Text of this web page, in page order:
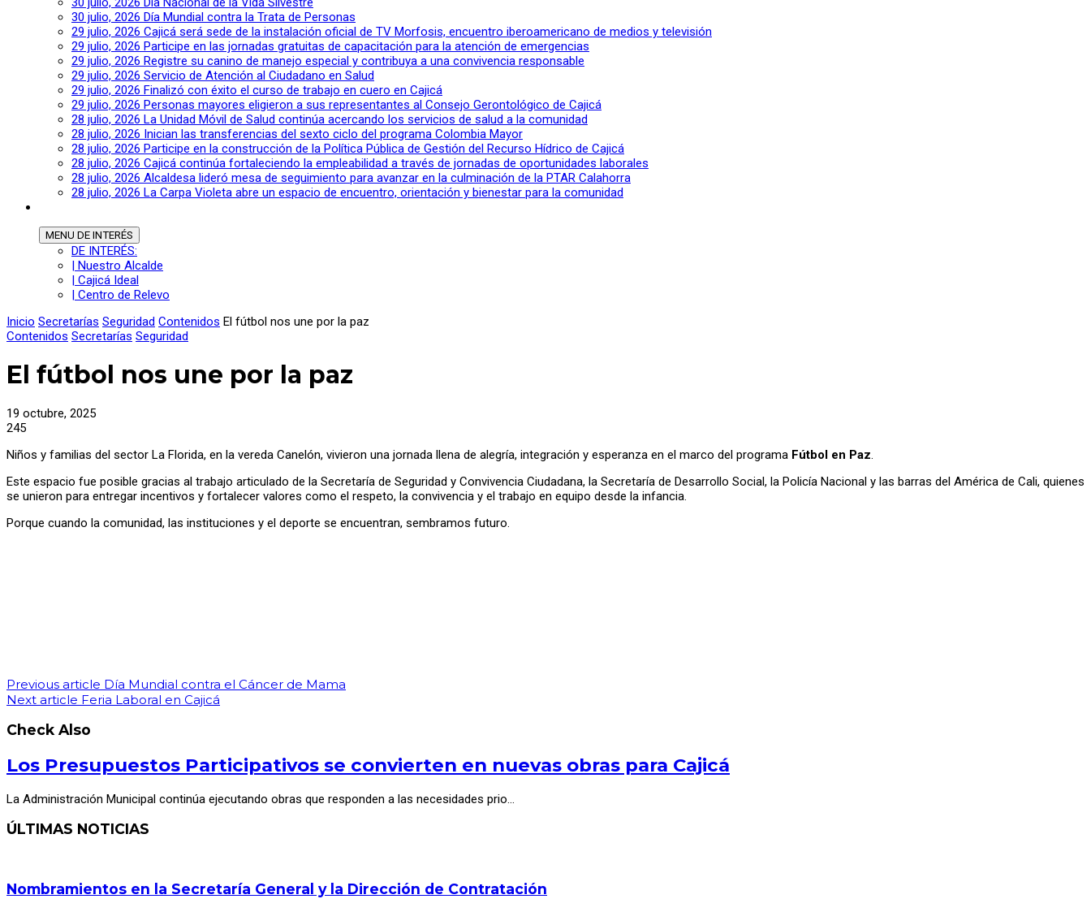
30 julio, 2026 Día Mundial contra la Trata de Personas
29 julio, 2026 Cajicá será sede de la instalación oficial de TV Morfosis, encuentro iberoamericano de medios y televisión
29 julio, 2026 Participe en las jornadas gratuitas de capacitación para la atención de emergencias
29 julio, 2026 Registre su canino de manejo especial y contribuya a una convivencia responsable
29 julio, 2026 Servicio de Atención al Ciudadano en Salud
29 julio, 2026 Finalizó con éxito el curso de trabajo en cuero en Cajicá
29 julio, 2026 Personas mayores eligieron a sus representantes al Consejo Gerontológico de Cajicá
28 julio, 2026 La Unidad Móvil de Salud continúa acercando los servicios de salud a la comunidad
28 julio, 2026 Inician las transferencias del sexto ciclo del programa Colombia Mayor
28 julio, 2026 Participe en la construcción de la Política Pública de Gestión del Recurso Hídrico de Cajicá
28 julio, 2026 Cajicá continúa fortaleciendo la empleabilidad a través de jornadas de oportunidades laborales
28 julio, 2026 Alcaldesa lideró mesa de seguimiento para avanzar en la culminación de la PTAR Calahorra
28 julio, 2026 La Carpa Violeta abre un espacio de encuentro, orientación y bienestar para la comunidad
MENU DE INTERÉS
DE INTERÉS:
| Nuestro Alcalde
| Cajicá Ideal
| Centro de Relevo
Inicio Secretarías Seguridad Contenidos El fútbol nos une por la paz
Contenidos Secretarías Seguridad
El fútbol nos une por la paz
19 octubre, 2025
245
Niños y familias del sector La Florida, en la vereda Canelón, vivieron una jornada llena de alegría, integración y esperanza en el marco del programa Fútbol en Paz.
Este espacio fue posible gracias al trabajo articulado de la Secretaría de Seguridad y Convivencia Ciudadana, la Secretaría de Desarrollo Social, la Policía Nacional y las barras del América de Cali, quienes
se unieron para entregar incentivos y fortalecer valores como el respeto, la convivencia y el trabajo en equipo desde la infancia.
Porque cuando la comunidad, las instituciones y el deporte se encuentran, sembramos futuro.
Previous article Día Mundial contra el Cáncer de Mama
Next article Feria Laboral en Cajicá
Check Also
Los Presupuestos Participativos se convierten en nuevas obras para Cajicá
La Administración Municipal continúa ejecutando obras que responden a las necesidades prio…
ÚLTIMAS NOTICIAS
Nombramientos en la Secretaría General y la Dirección de Contratación